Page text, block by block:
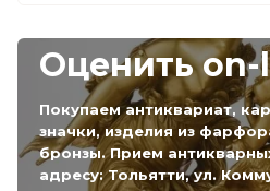
Оценить
Покупаем антиквариат,
значки, изделия из
бронзы. Прием
адресу: Тольятти, ул.